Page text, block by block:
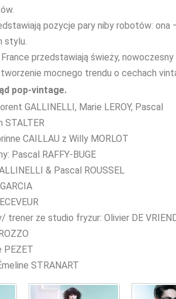
pozycje pary niby robotów: ona
stylu.
przedstawiają świeży,
mocnego trendu o cechach
pop-vintage.
GALLINELLI, Marie LEROY, Pascal
STALTER
CAILLAU z Willy MORLOT
Pascal RAFFY-BUGE
& Pascal ROUSSEL
trener ze studio fryzur: Olivier DE
PEZET
STRANART